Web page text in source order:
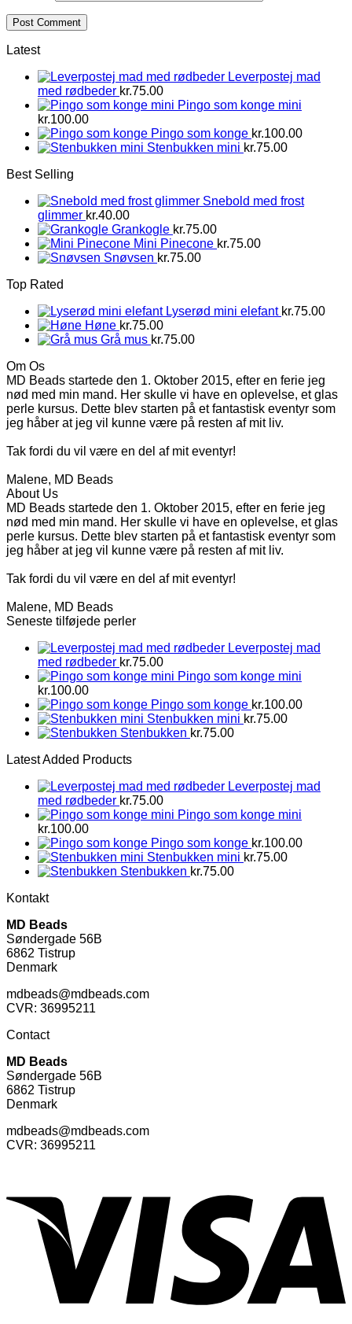
Latest
Leverpostej mad
med rødbeder kr.75.00
Pingo som konge mini
kr.100.00
Pingo som konge kr.100.00
Stenbukken mini kr.75.00
Best Selling
Snebold med frost
glimmer kr.40.00
Grankogle kr.75.00
Mini Pinecone kr.75.00
Snøvsen kr.75.00
Top Rated
Lyserød mini elefant kr.75.00
Høne kr.75.00
Grå mus kr.75.00
Om Os
MD Beads startede den 1. Oktober 2015, efter en ferie jeg
nød med min mand. Her skulle vi have en oplevelse, et glas
perle kursus. Dette blev starten på et fantastisk eventyr som
jeg håber at jeg vil kunne være på resten af mit liv.
Tak fordi du vil være en del af mit eventyr!
Malene, MD Beads
About Us
MD Beads startede den 1. Oktober 2015, efter en ferie jeg
nød med min mand. Her skulle vi have en oplevelse, et glas
perle kursus. Dette blev starten på et fantastisk eventyr som
jeg håber at jeg vil kunne være på resten af mit liv.
Tak fordi du vil være en del af mit eventyr!
Malene, MD Beads
Seneste tilføjede perler
Leverpostej mad
med rødbeder kr.75.00
Pingo som konge mini
kr.100.00
Pingo som konge kr.100.00
Stenbukken mini kr.75.00
Stenbukken kr.75.00
Latest Added Products
Leverpostej mad
med rødbeder kr.75.00
Pingo som konge mini
kr.100.00
Pingo som konge kr.100.00
Stenbukken mini kr.75.00
Stenbukken kr.75.00
Kontakt
MD Beads
Søndergade 56B
6862 Tistrup
Denmark
mdbeads@mdbeads.com
CVR: 36995211
Contact
MD Beads
Søndergade 56B
6862 Tistrup
Denmark
mdbeads@mdbeads.com
CVR: 36995211